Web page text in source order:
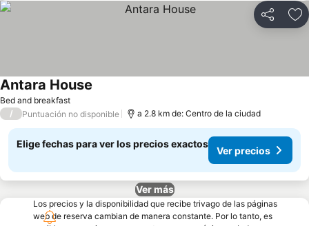
Compartir
Bed and breakfast
Antara House
/ Puntuación no disponible a 2.8 km de: Centro de la ciudad
Elige fechas para ver los precios exactos
Ver precios
Ver más
Los precios y la disponibilidad que recibe trivago de las páginas
web de reserva cambian de manera constante. Por lo tanto, es